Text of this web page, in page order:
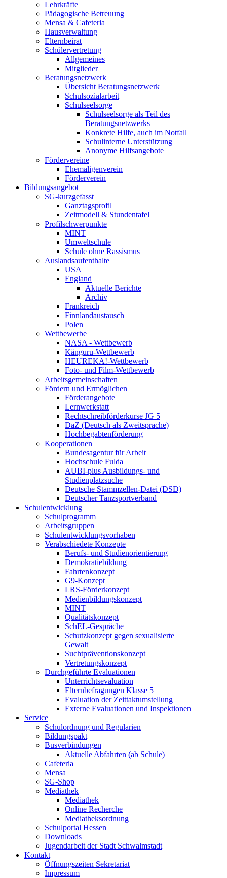
Lehrkräfte
Pädagogische Betreuung
Mensa & Cafeteria
Hausverwaltung
Elternbeirat
Schülervertretung
Allgemeines
Mitglieder
Beratungsnetzwerk
Übersicht Beratungsnetzwerk
Schulsozialarbeit
Schulseelsorge
Schulseelsorge als Teil des
Beratungsnetzwerks
Konkrete Hilfe, auch im Notfall
Schulinterne Unterstützung
Anonyme Hilfsangebote
Fördervereine
Ehemaligenverein
Förderverein
Bildungsangebot
SG-kurzgefasst
Ganztagsprofil
Zeitmodell & Stundentafel
Profilschwerpunkte
MINT
Umweltschule
Schule ohne Rassismus
Auslandsaufenthalte
USA
England
Aktuelle Berichte
Archiv
Frankreich
Finnlandaustausch
Polen
Wettbewerbe
NASA - Wettbewerb
Känguru-Wettbewerb
HEUREKA!-Wettbewerb
Foto- und Film-Wettbewerb
Arbeitsgemeinschaften
Fördern und Ermöglichen
Förderangebote
Lernwerkstatt
Rechtschreibförderkurse JG 5
DaZ (Deutsch als Zweitsprache)
Hochbegabtenförderung
Kooperationen
Bundesagentur für Arbeit
Hochschule Fulda
AUBI-plus Ausbildungs- und
Studienplatzsuche
Deutsche Stammzellen-Datei (DSD)
Deutscher Tanzsportverband
Schulentwicklung
Schulprogramm
Arbeitsgruppen
Schulentwicklungsvorhaben
Verabschiedete Konzepte
Berufs- und Studienorientierung
Demokratiebildung
Fahrtenkonzept
G9-Konzept
LRS-Förderkonzept
Medienbildungskonzept
MINT
Qualitätskonzept
SchEL-Gespräche
Schutzkonzept gegen sexualisierte
Gewalt
Suchtpräventionskonzept
Vertretungskonzept
Durchgeführte Evaluationen
Unterrichtsevaluation
Elternbefragungen Klasse 5
Evaluation der Zeittaktumstellung
Externe Evaluationen und Inspektionen
Service
Schulordnung und Regularien
Bildungspakt
Busverbindungen
Aktuelle Abfahrten (ab Schule)
Cafeteria
Mensa
SG-Shop
Mediathek
Mediathek
Online Recherche
Mediatheksordnung
Schulportal Hessen
Downloads
Jugendarbeit der Stadt Schwalmstadt
Kontakt
Öffnungszeiten Sekretariat
Impressum